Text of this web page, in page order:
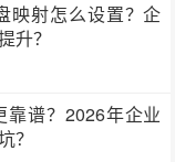
映射怎么设置？企
升？
谱？2026年企业
？